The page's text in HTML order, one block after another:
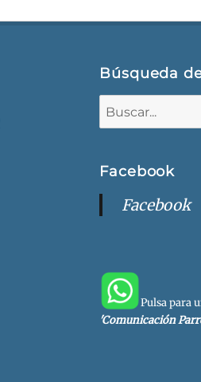
Búsqueda
Facebook
Facebook
Pulsa para
'Comunicación